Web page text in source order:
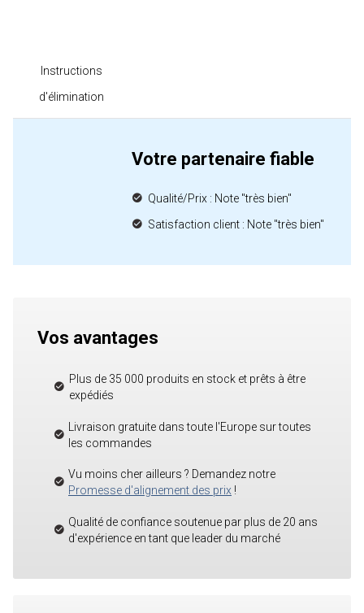
Instructions
d'élimination
Votre partenaire fiable
Qualité/Prix : Note "très bien"
Satisfaction client : Note "très bien"
Vos avantages
Plus de 35 000 produits en stock et prêts à être
expédiés
Livraison gratuite dans toute l'Europe sur toutes
les commandes
Vu moins cher ailleurs ? Demandez notre
Promesse d'alignement des prix !
Qualité de confiance soutenue par plus de 20 ans
d'expérience en tant que leader du marché